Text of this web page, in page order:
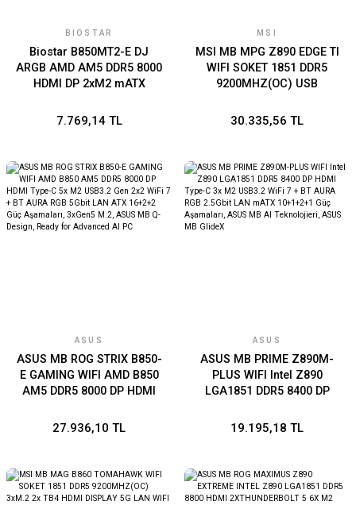
BIOSTAR
Biostar B850MT2-E DJ
ARGB AMD AM5 DDR5 8000
HDMI DP 2xM2 mATX
7.769,14 TL
MSI
MSI MB MPG Z890 EDGE TI
WIFI SOKET 1851 DDR5
9200MHZ(OC) USB
HDMI DISPLAY 5G LAN WIFI
30.335,56 TL
ASUS
ASUS MB ROG STRIX B850-
E GAMING WIFI AMD B850
AM5 DDR5 8000 DP HDMI
2x2 WiFi 7 + BT AURA RGB
ASUS MB Q-Design, Ready
for Advanced AI PC
27.936,10 TL
ASUS
ASUS MB PRIME Z890M-
PLUS WIFI Intel Z890
LGA1851 DDR5 8400 DP
WiFi 7 + BT AURA RGB
ASUS MB AI Teknolojieri,
ASUS MB GlideX
19.195,18 TL